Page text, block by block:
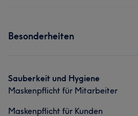
Besonderheiten
Sauberkeit und Hygiene
Maskenpflicht für Mitarbeiter
Maskenpflicht für Kunden